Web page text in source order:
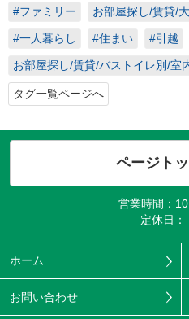
#ファミリー お部屋探し/賃貸/
#一人暮らし #住まい #引越
お部屋探し/賃貸/バストイレ別/室
タグ一覧ページへ
ページト
営業時間：
定休日：
ホーム
お問い合わせ